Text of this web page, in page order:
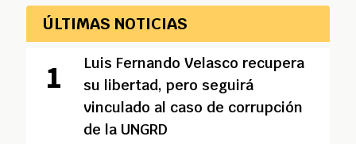
ÚLTIMAS NOTICIAS
Luis Fernando Velasco recupera
su libertad, pero seguirá
vinculado al caso de corrupción
de la UNGRD